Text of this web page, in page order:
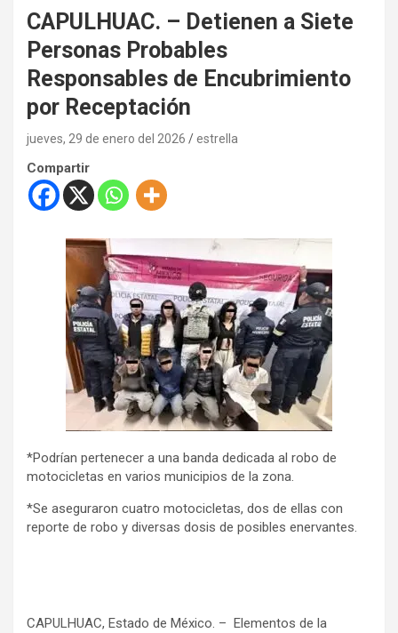
CAPULHUAC. – Detienen a Siete
Personas Probables
Responsables de Encubrimiento
por Receptación
jueves, 29 de enero del 2026 estrella
Compartir
*Podrían pertenecer a una banda dedicada al robo de
motocicletas en varios municipios de la zona.
*Se aseguraron cuatro motocicletas, dos de ellas con
reporte de robo y diversas dosis de posibles enervantes.
CAPULHUAC, Estado de México. – Elementos de la